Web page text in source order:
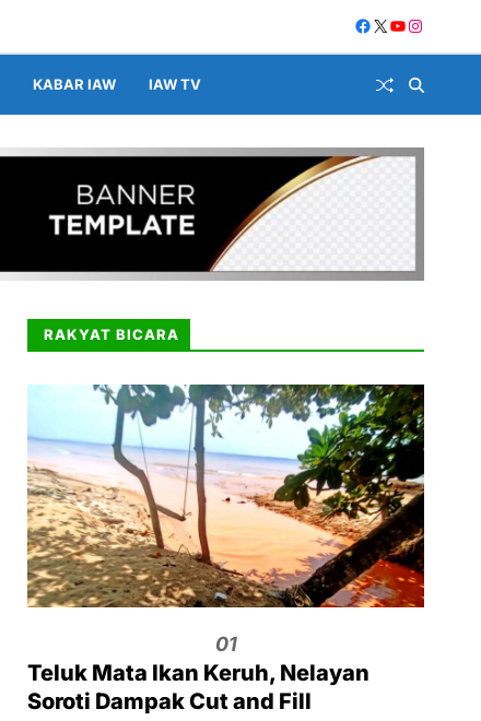
KABAR IAW IAW TV
RAKYAT BICARA
01
Teluk Mata Ikan Keruh, Nelayan
Soroti Dampak Cut and Fill